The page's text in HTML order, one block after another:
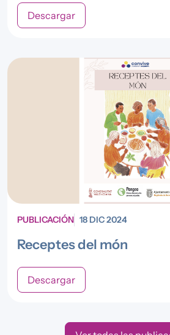
Descargar
PUBLICACIÓN 18 DIC 2024
Receptes del món
Descargar